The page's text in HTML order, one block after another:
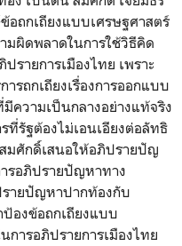
อถกเถียงแบบเศรษฐศาสตร์
มผิดพลาดในการใช้วิธีคิด
ปรายการเมืองไทย เพราะ
ารถกเถียงเรื่องการออกแบบ
มีความเป็นกลางอย่างแท้จริง
ที่รัฐต้องไม่เอนเอียงต่อลัทธิ
ศักดิ์เสนอให้อภิปรายปัญ
รอภิปรายปัญหาทาง
รายปัญหาปากท้องกับ
องข้อถกเถียงแบบ
การอภิปรายการเมืองไทย